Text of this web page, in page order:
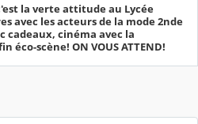
la verte attitude au Lycée
avec les acteurs de la mode 2nde
cadeaux, cinéma avec la
éco-scène! ON VOUS ATTEND!